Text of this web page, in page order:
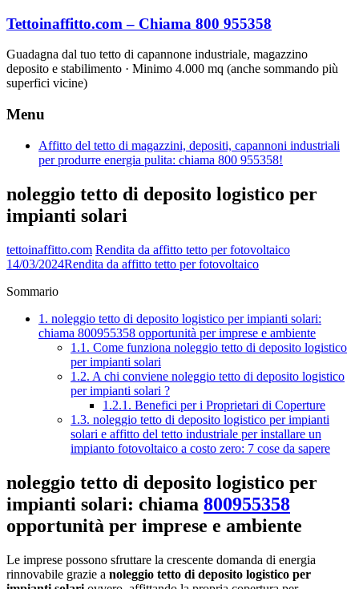
Vai
contenuto
Tettoinaffitto.com – Chiama 800 955358
Guadagna dal tuo tetto di capannone industriale, magazzino
deposito e stabilimento · Minimo 4.000 mq (anche sommando più
superfici vicine)
Menu
Affitto del tetto di magazzini, depositi, capannoni industriali
per produrre energia pulita: chiama 800 955358!
noleggio tetto di deposito logistico per
impianti solari
tettoinaffitto.com Rendita da affitto tetto per fotovoltaico
14/03/2024Rendita da affitto tetto per fotovoltaico
Sommario
1. noleggio tetto di deposito logistico per impianti solari:
chiama 800955358 opportunità per imprese e ambiente
1.1. Come funziona noleggio tetto di deposito logistico
per impianti solari
1.2. A chi conviene noleggio tetto di deposito logistico
per impianti solari ?
1.2.1. Benefici per i Proprietari di Coperture
1.3. noleggio tetto di deposito logistico per impianti
solari e affitto del tetto industriale per installare un
impianto fotovoltaico a costo zero: 7 cose da sapere
noleggio tetto di deposito logistico per
impianti solari: chiama 800955358
opportunità per imprese e ambiente
Le imprese possono sfruttare la crescente domanda di energia
rinnovabile grazie a noleggio tetto di deposito logistico per